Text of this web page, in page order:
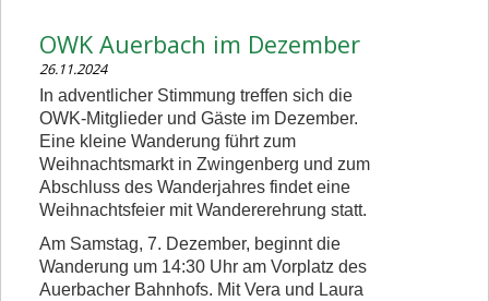
Wanderplan
Veranstaltungen
Bildergalerien
Vorstand
Kontakt
Beitrittserklärung
OWK Auerbach im Dezember
26.11.2024
In adventlicher Stimmung treffen sich die
OWK-Mitglieder und Gäste im Dezember.
Eine kleine Wanderung führt zum
Weihnachtsmarkt in Zwingenberg und zum
Abschluss des Wanderjahres findet eine
Weihnachtsfeier mit Wandererehrung statt.
Am Samstag, 7. Dezember, beginnt die
Wanderung um 14:30 Uhr am Vorplatz des
Auerbacher Bahnhofs. Mit Vera und Laura